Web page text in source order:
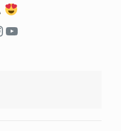
YouTube